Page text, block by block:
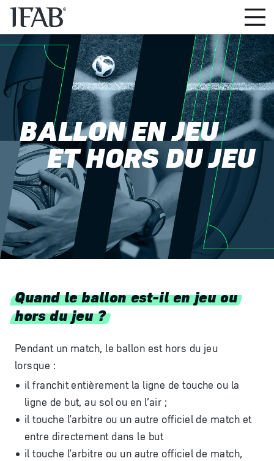
BALLON EN JEU
ET HORS DU JEU
Quand le ballon est-il en jeu ou
hors du jeu ?
Pendant un match, le ballon est hors du jeu
lorsque :
il franchit entièrement la ligne de touche ou la
ligne de but, au sol ou en l’air ;
il touche l’arbitre ou un autre officiel de match et
entre directement dans le but
il touche l’arbitre ou un autre officiel de match,